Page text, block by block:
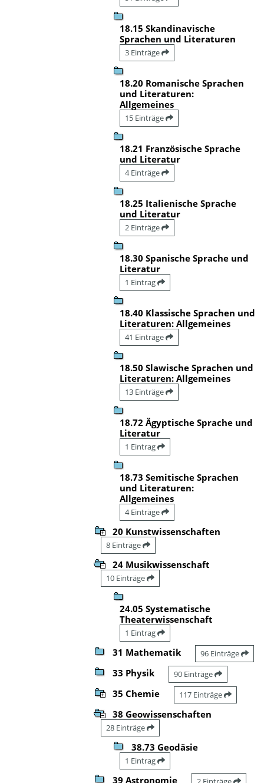
18.15 Skandinavische
Sprachen und Literaturen
3 Einträge
18.20 Romanische Sprachen
und Literaturen:
Allgemeines
15 Einträge
18.21 Französische Sprache
und Literatur
4 Einträge
18.25 Italienische Sprache
und Literatur
2 Einträge
18.30 Spanische Sprache und
Literatur
1 Eintrag
18.40 Klassische Sprachen und
Literaturen: Allgemeines
41 Einträge
18.50 Slawische Sprachen und
Literaturen: Allgemeines
13 Einträge
18.72 Ägyptische Sprache und
Literatur
1 Eintrag
18.73 Semitische Sprachen
und Literaturen:
Allgemeines
4 Einträge
20 Kunstwissenschaften
8 Einträge
24 Musikwissenschaft
10 Einträge
24.05 Systematische
Theaterwissenschaft
1 Eintrag
31 Mathematik 96 Einträge
33 Physik 90 Einträge
35 Chemie 117 Einträge
38 Geowissenschaften
28 Einträge
38.73 Geodäsie
1 Eintrag
39 Astronomie